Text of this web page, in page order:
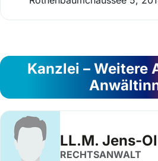
Kanzlei – Weitere
LL.M. Jens-
RECHTSANWALT